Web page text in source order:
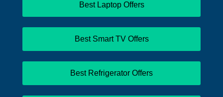
Best Laptop Offers
Best Smart TV Offers
Best Refrigerator Offers